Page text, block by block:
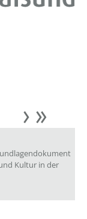
weiter
Kultur in der